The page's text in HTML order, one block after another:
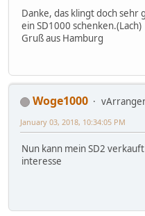
Danke, das klingt doch
ein SD1000 schenken.(Lach)
Gruß aus Hamburg
Woge1000
January 03, 2018, 10:34:05 PM
Nun kann mein SD2
interesse